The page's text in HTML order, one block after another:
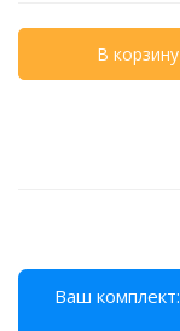
В корзину
Ваш комплект: